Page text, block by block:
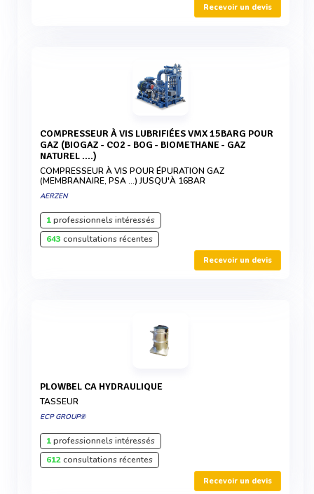
Recevoir un devis
COMPRESSEUR À VIS LUBRIFIÉES VMX 15BARG POUR
GAZ (BIOGAZ - CO2 - BOG - BIOMETHANE - GAZ
NATUREL ....)
COMPRESSEUR À VIS POUR ÉPURATION GAZ
(MEMBRANAIRE, PSA ...) JUSQU'À 16BAR
AERZEN
1professionnels intéressés
643 consultations récentes
Recevoir un devis
PLOWBEL CA HYDRAULIQUE
TASSEUR
ECP GROUP®
1professionnels intéressés
612consultations récentes
Recevoir un devis